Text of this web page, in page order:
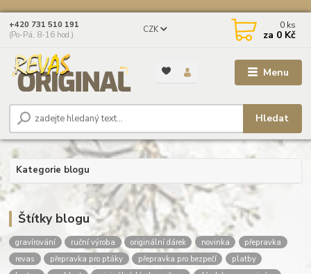
Menu
CZK
Hledat
+420 731 510 191
(Po-Pá, 8-16 hod.)
0 ks
za 0 Kč
Kategorie blogu
Štítky blogu
gravírování ruční výroba originální dárek novinka
přepravka
revas
přepravka pro ptáky přepravka pro bezpečí
platby